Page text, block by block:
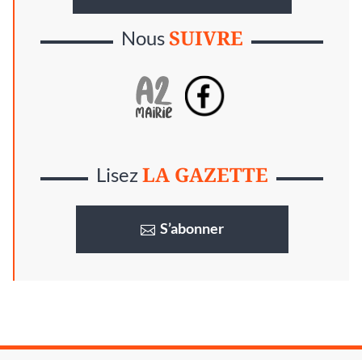
NousSUIVRE
LisezLA GAZETTE
S’abonner